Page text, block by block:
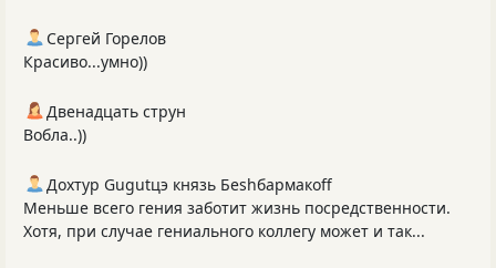
Сергей Горелов
Красиво...умно))
Двенадцать струн
Вобла..))
Дохтур Gugutцэ князь Беshбармакоff
Меньше всего гения заботит жизнь посредственности.
Хотя, при случае гениального коллегу может и так...